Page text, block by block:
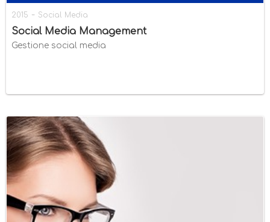
2015 - Social Media
Social Media Management
Gestione social media